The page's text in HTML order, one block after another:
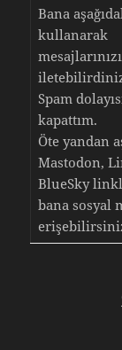
Bana
kullanarak
mesajlarınızı
Spam
kapattım.
Öte yandan
Mastodon,
BlueSky
bana sosyal